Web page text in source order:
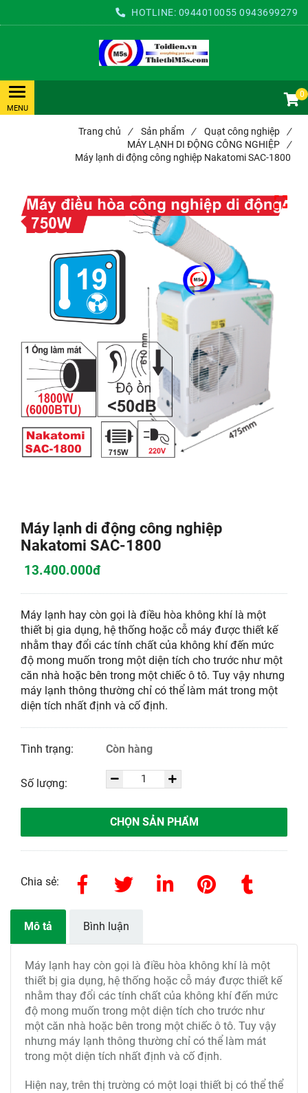
HOTLINE: 0944010055 0943699279
0
Trang chủ / Sản phẩm / Quạt công nghiệp
/
MÁY LẠNH DI ĐỘNG CÔNG NGHIỆP
/
Máy lạnh di động công nghiệp Nakatomi SAC-1800
Máy lạnh di động công nghiệp
Nakatomi SAC-1800
13.400.000đ
Máy lạnh hay còn gọi là điều hòa không khí là một
thiết bị gia dụng, hệ thống hoặc cỗ máy được thiết kế
nhằm thay đổi các tính chất của không khí đến mức
độ mong muốn trong một diện tích cho trước như một
căn nhà hoặc bên trong một chiếc ô tô. Tuy vậy nhưng
máy lạnh thông thường chỉ có thể làm mát trong một
diện tích nhất định và cố định.
Tình trạng: Còn hàng
Số lượng:
CHỌN SẢN PHẨM
Chia sẻ:
Mô tả Bình luận
Máy lạnh hay còn gọi là điều hòa không khí là một
thiết bị gia dụng, hệ thống hoặc cỗ máy được thiết kế
nhằm thay đổi các tính chất của không khí đến mức
độ mong muốn trong một diện tích cho trước như
một căn nhà hoặc bên trong một chiếc ô tô. Tuy vậy
nhưng máy lạnh thông thường chỉ có thể làm mát
trong một diện tích nhất định và cố định.
Hiện nay, trên thị trường có một loại thiết bị có thể thể